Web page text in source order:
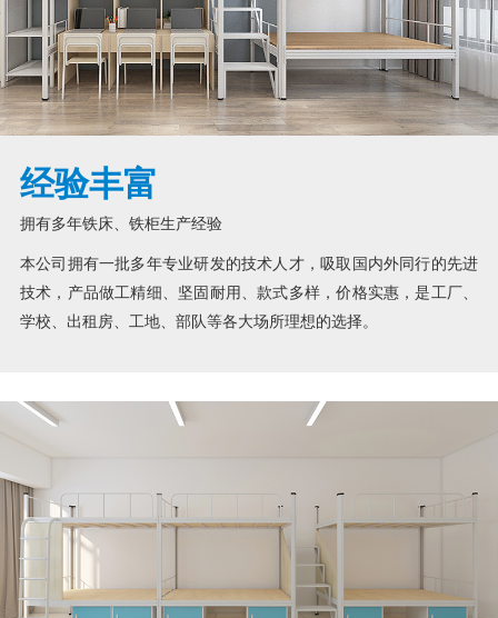
经验丰富
拥有多年铁床、铁柜生产经验
本公司拥有一批多年专业研发的技术人才，吸取国内外同行的先进
技术，产品做工精细、坚固耐用、款式多样，价格实惠，是工厂、
学校、出租房、工地、部队等各大场所理想的选择。